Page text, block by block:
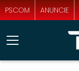
PSCOM ANUNCIE